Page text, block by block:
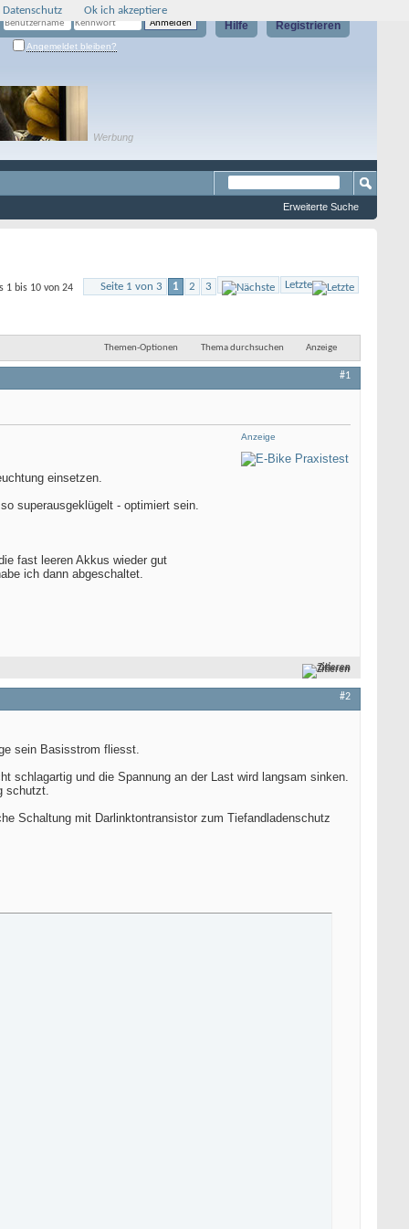
Registrieren
Hilfe
Angemeldet bleiben?
Werbung
Erweiterte Suche
Seite 1 von 3
1 2 3 Letzte
1 bis 10 von 24
Themen-Optionen Thema durchsuchen Anzeige
#1
Anzeige
einsetzen.
superausgeklügelt - optimiert sein.
fast leeren Akkus wieder gut
ich dann abgeschaltet.
Zitieren
#2
sein Basisstrom fliesst.
schlagartig und die Spannung an der Last wird langsam sinken.
schutzt.
Schaltung mit Darlinktontransistor zum Tiefandladenschutz
Ok ich akzeptiere